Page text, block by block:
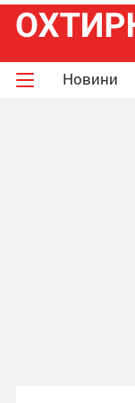
Новини